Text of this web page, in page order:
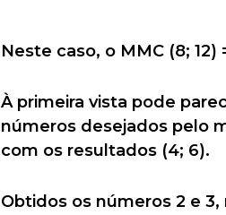
Neste caso, o MMC (8; 12)
À primeira vista pode
números desejados pelo
com os resultados (4; 6).
Obtidos os números 2 e